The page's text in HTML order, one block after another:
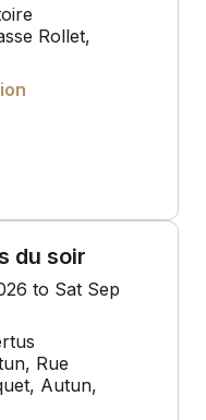
Rollet,
du soir
to Sat Sep
Rue
Autun,